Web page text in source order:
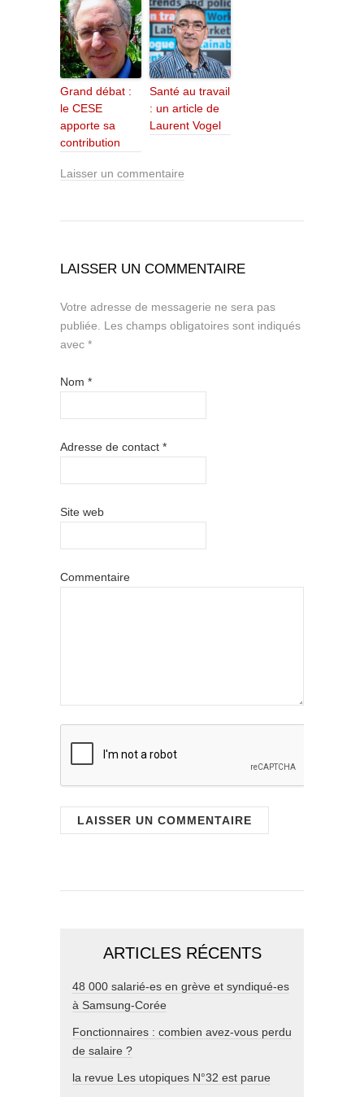
Grand débat :
le CESE
apporte sa
contribution
Santé au travail
: un article de
Laurent Vogel
Laisser un commentaire
LAISSER UN COMMENTAIRE
Votre adresse de messagerie ne sera pas
publiée. Les champs obligatoires sont indiqués
avec *
Nom *
Adresse de contact *
Site web
Commentaire
ARTICLES RÉCENTS
48 000 salarié-es en grève et syndiqué-es
à Samsung-Corée
Fonctionnaires : combien avez-vous perdu
de salaire ?
la revue Les utopiques N°32 est parue